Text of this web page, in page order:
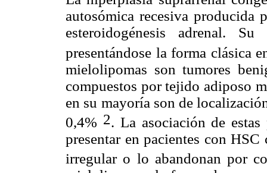
autosómica recesiva
esteroidogénesis adrenal.
presentándose la forma clásica
mielolipomas son tumores
compuestos por tejido adiposo
en su mayoría son de
0,4% 2. La asociación de estas
presentar en pacientes con
irregular o lo abandonan por